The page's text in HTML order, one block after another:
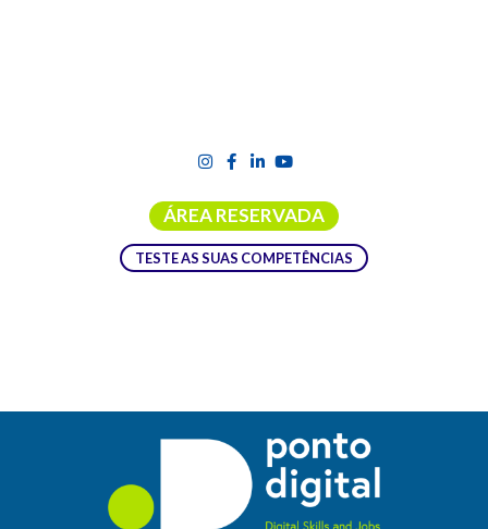
ÁREA RESERVADA
TESTE AS SUAS COMPETÊNCIAS